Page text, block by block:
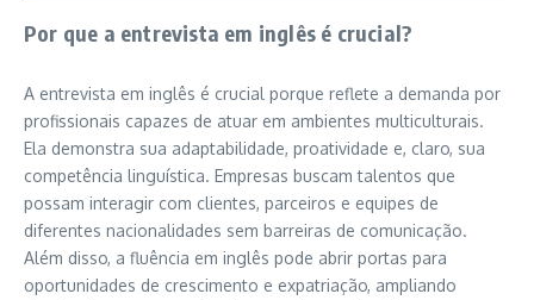
Por que a entrevista em inglês é crucial?
A entrevista em inglês é crucial porque reflete a demanda por
profissionais capazes de atuar em ambientes multiculturais.
Ela demonstra sua adaptabilidade, proatividade e, claro, sua
competência linguística. Empresas buscam talentos que
possam interagir com clientes, parceiros e equipes de
diferentes nacionalidades sem barreiras de comunicação.
Além disso, a fluência em inglês pode abrir portas para
oportunidades de crescimento e expatriação, ampliando